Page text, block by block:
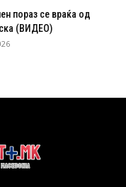
пораз се враќа од
(ВИДЕО)